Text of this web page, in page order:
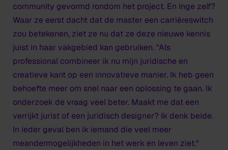
community gevormd rondom het project. En Inge zelf?
Waar ze eerst dacht dat de master een carrièreswitch
zou betekenen, ziet ze nu dat ze deze nieuwe kennis
juist in haar vakgebied kan gebruiken. "Als
professional combineer ik nu mijn juridische en
creatieve kant op een innovatieve manier. Ik heb geen
behoefte meer om snel naar een oplossing te gaan. Ik
onderzoek de vraag veel beter. Maakt me dat een
verrijkt jurist of een juridisch designer? Ik denk beide.
In ieder geval ben ik iemand die veel meer
meandermogelijkheden in het werk en leven ziet."